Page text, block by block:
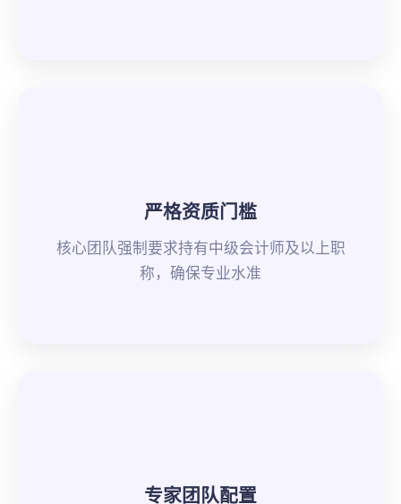
严格资质门槛
核心团队强制要求持有中级会计师及以上职
称，确保专业水准
专家团队配置